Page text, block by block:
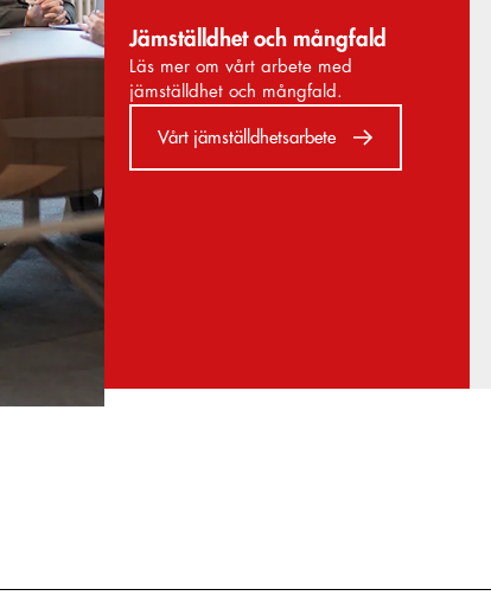
Jämställdhet och mångfald
Läs mer om vårt arbete med
jämställdhet och mångfald.
Vårt jämställdhetsarbete